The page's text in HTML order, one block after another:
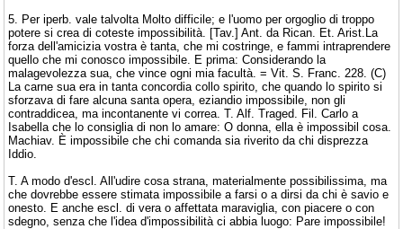
5. Per iperb. vale talvolta Molto difficile; e l'uomo per orgoglio di troppo
potere si crea di coteste impossibilità. [Tav.] Ant. da Rican. Et. Arist.La
forza dell'amicizia vostra è tanta, che mi costringe, e fammi intraprendere
quello che mi conosco impossibile. E prima: Considerando la
malagevolezza sua, che vince ogni mia facultà. = Vit. S. Franc. 228. (C)
La carne sua era in tanta concordia collo spirito, che quando lo spirito si
sforzava di fare alcuna santa opera, eziandio impossibile, non gli
contraddicea, ma incontanente vi correa. T. Alf. Traged. Fil. Carlo a
Isabella che lo consiglia di non lo amare: O donna, ella è impossibil cosa.
Machiav. È impossibile che chi comanda sia riverito da chi disprezza
Iddio.
T. A modo d'escl. All'udire cosa strana, materialmente possibilissima, ma
che dovrebbe essere stimata impossibile a farsi o a dirsi da chi è savio e
onesto. E anche escl. di vera o affettata maraviglia, con piacere o con
sdegno, senza che l'idea d'impossibilità ci abbia luogo: Pare impossibile!